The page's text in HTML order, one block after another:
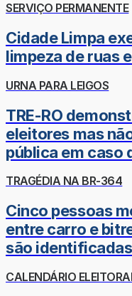
SERVIÇO PERMANENTE
Cidade Limpa
limpeza de ruas
URNA PARA LEIGOS
TRE-RO
eleitores mas
pública em caso
TRAGÉDIA NA BR-364
Cinco pessoas
entre carro e
são identificadas
CALENDÁRIO